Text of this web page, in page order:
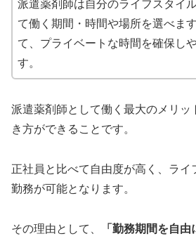
派遣薬剤師は自分のライフスタイ
て働く期間・時間や場所を選べま
て、プライベートな時間を確保し
す。
派遣薬剤師として働く最大のメリッ
き方ができることです。
正社員と比べて自由度が高く、ライ
勤務が可能となります。
その理由として、
「勤務期間を自